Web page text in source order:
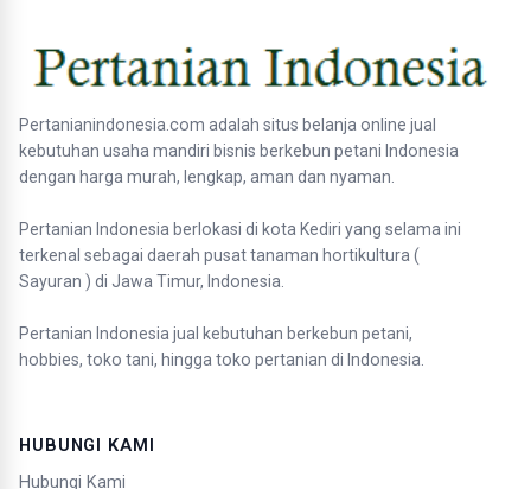
Pertanianindonesia.com adalah situs belanja online jual
kebutuhan usaha mandiri bisnis berkebun petani Indonesia
dengan harga murah, lengkap, aman dan nyaman.
Pertanian Indonesia berlokasi di kota Kediri yang selama ini
terkenal sebagai daerah pusat tanaman hortikultura (
Sayuran ) di Jawa Timur, Indonesia.
Pertanian Indonesia jual kebutuhan berkebun petani,
hobbies, toko tani, hingga toko pertanian di Indonesia.
HUBUNGI KAMI
Hubungi Kami